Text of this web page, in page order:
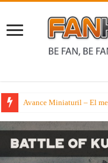
Avance Miniaturil – El